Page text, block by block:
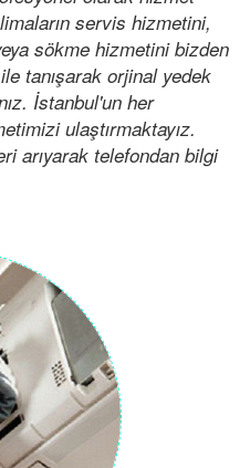
servis hizmetini,
sökme hizmetini bizden
tanışarak orjinal yedek
İstanbul'un her
ulaştırmaktayız.
arıyarak telefondan bilgi